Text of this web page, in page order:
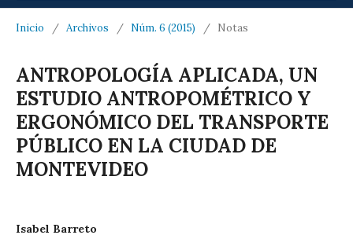
Inicio / Archivos / Núm. 6 (2015) / Notas
ANTROPOLOGÍA APLICADA, UN
ESTUDIO ANTROPOMÉTRICO Y
ERGONÓMICO DEL TRANSPORTE
PÚBLICO EN LA CIUDAD DE
MONTEVIDEO
Isabel Barreto